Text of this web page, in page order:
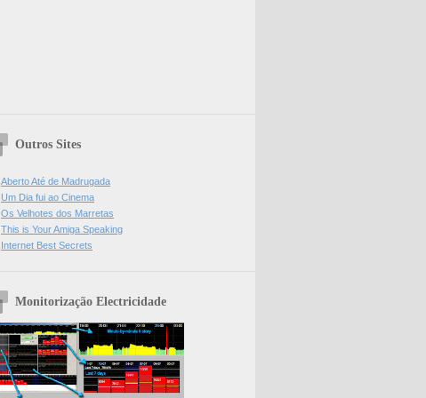
Outros Sites
Aberto Até de Madrugada
Um Dia fui ao Cinema
Os Velhotes dos Marretas
This is Your Amiga Speaking
Internet Best Secrets
Monitorização Electricidade